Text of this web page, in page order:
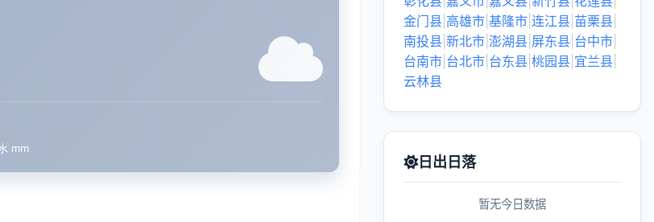
mm
金门县 高雄市 基隆市 连江县 苗栗县
南投县 新北市 澎湖县 屏东县 台中市
台南市 台北市 台东县 桃园县 宜兰县
云林县
日出日落
暂无今日数据